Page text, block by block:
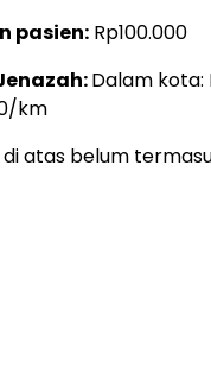
pasien: Rp100.000
Dalam kota:
km
atas belum